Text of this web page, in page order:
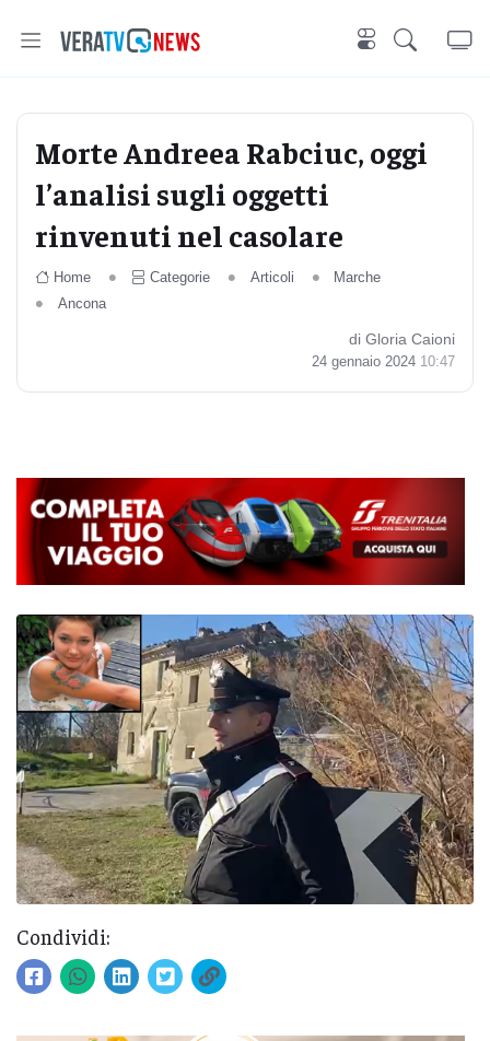
Morte Andreea Rabciuc, oggi
l’analisi sugli oggetti
rinvenuti nel casolare
Home Categorie Articoli
Marche
Ancona
di Gloria Caioni
24 gennaio 2024 10:47
Condividi: